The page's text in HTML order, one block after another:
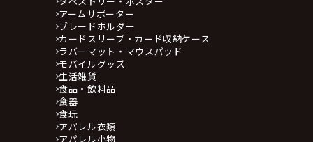
アームサポーター
ブレードホルダー
カードスリーブ・カード収納ケース
ラバーマット・マウスパッド
モバイルグッズ
生活雑貨
食品・飲料品
食器
食玩
アパレル衣類
アパレル小物